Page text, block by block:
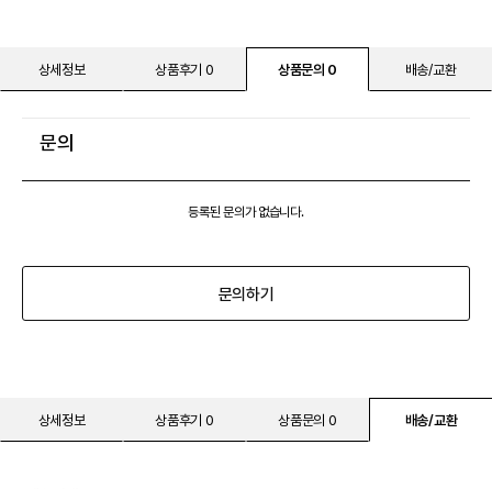
상세정보 상품후기 0 상품문의 0 배송/교환
문의
등록된 문의가 없습니다.
문의하기
상세정보 상품후기 0 상품문의 0 배송/교환